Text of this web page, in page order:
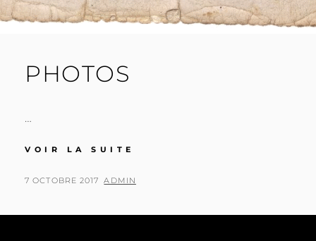
PHOTOS
…
VOIR LA SUITE
POSTED
7 OCTOBRE 2017 BY
ADMIN